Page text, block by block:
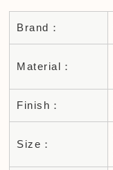
Brand：
Material：
Finish：
Size：